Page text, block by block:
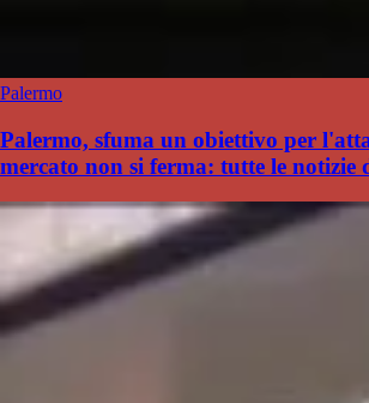
Palermo
Palermo, sfuma un obiettivo per
mercato non si ferma: tutte le notizie